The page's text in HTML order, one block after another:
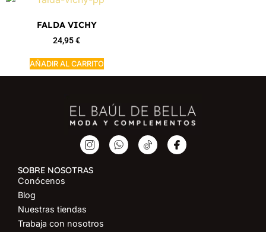
FALDA VICHY
24,95€
AÑADIR AL CARRITO
SOBRE NOSOTRAS
Conócenos
Blog
Nuestras tiendas
Trabaja con nosotros